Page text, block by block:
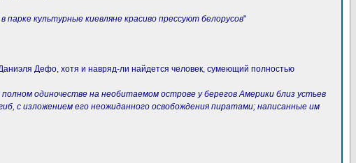
культурные киевляне красиво прессуют белорусов"
Дефо, хотя и навряд-ли найдется человек, сумеющий полностью
одиночестве на необитаемом острове у берегов Америки близ устьев
с изложением его неожиданного освобождения пиратами; написанные им